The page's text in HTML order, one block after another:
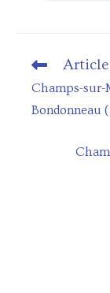
Read
articles
Article
Champs-sur-
Bondonneau